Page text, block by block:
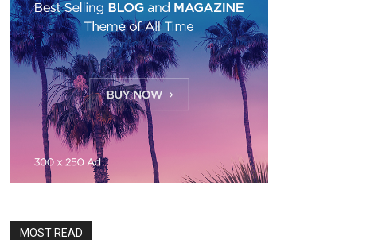
MOST READ